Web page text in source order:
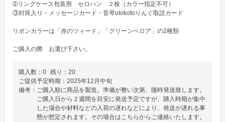
➁リングケース包装用　セロハン　２枚（カラー指定不可）
③封筒入り・メッセージカード・音琴otokotoりんぐ取説カード
リボンカラーは「赤のツィード」「グリーンベロア」の2種類
ご購入の際　お選び下さい。
購入数： 0 残り： 20
ご提供予定時期： 2025年12月中旬
備考： ご購入順に商品を製造。準備が整い次第、随時発送致します。
ご購入日から２週間を目安に発送予定ですが、購入時期が集中
した場合や材料などの入荷の遅れなどにより、発送が遅れる事
態が想定されます。その場合はこちらからご連絡いたします。